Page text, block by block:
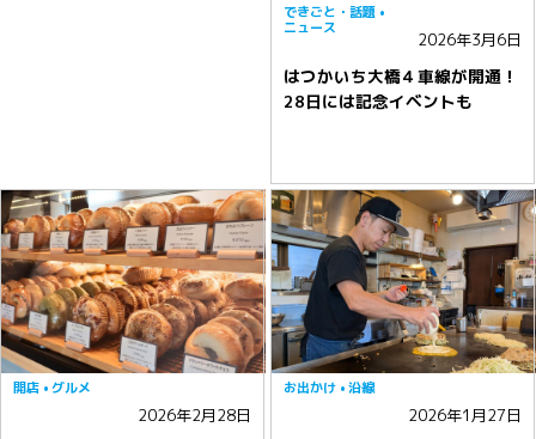
2026年3月6日
はつかいち大橋４車線が開通！
28日には記念イベントも
できごと・話題
ニュース
2026年2月28日
開店 グルメ
2026年1月27日
お出かけ 沿線